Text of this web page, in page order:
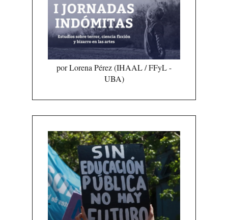
por Lorena Pérez (IHAAL / FFyL -
UBA)